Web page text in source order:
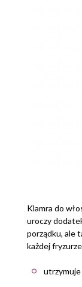
Klamra do
uroczy
porządku, ale
każdej
utrzymuje